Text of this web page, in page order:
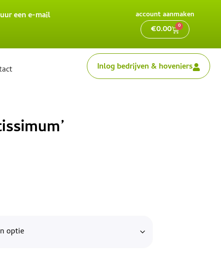
een e-mail account aanmaken
€0.00 0
Inlog bedrijven & hoveniers